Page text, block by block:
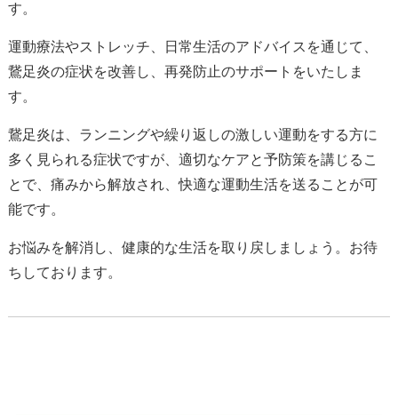
す。
運動療法やストレッチ、日常生活のアドバイスを通じて、
鵞足炎の症状を改善し、再発防止のサポートをいたしま
す。
鵞足炎は、ランニングや繰り返しの激しい運動をする方に
多く見られる症状ですが、適切なケアと予防策を講じるこ
とで、痛みから解放され、快適な運動生活を送ることが可
能です。
お悩みを解消し、健康的な生活を取り戻しましょう。お待
ちしております。